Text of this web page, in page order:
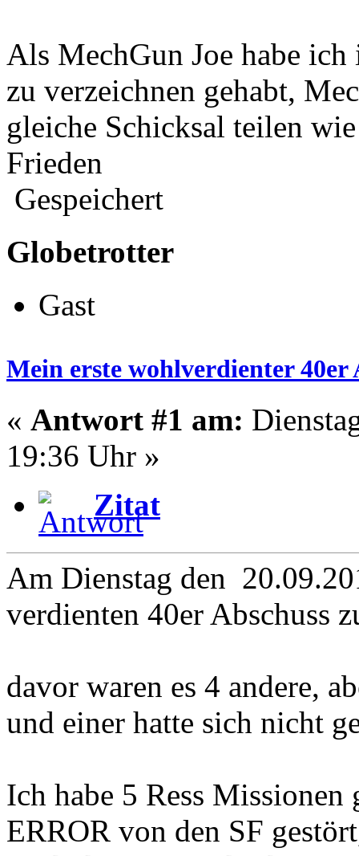
Als MechGun Joe habe
zu verzeichnen gehabt,
gleiche Schicksal teilen
Frieden
Gespeichert
Globetrotter
Gast
Mein erste wohlverdienter 40er
« Antwort #1 am:
19:36 Uhr »
Zitat
Am Dienstag den
verdienten 40er Abschuss
davor waren es 4 andere,
und einer hatte sich nicht
Ich habe 5 Ress
ERROR von den SF